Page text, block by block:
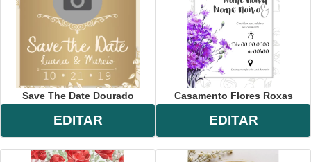
Save The Date Dourado
EDITAR
Casamento Flores Roxas
EDITAR